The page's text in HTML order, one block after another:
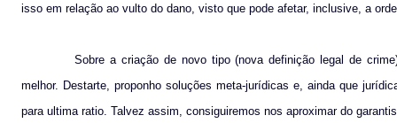
isso em relação ao vulto do dano, visto que pode afetar, inclusive, a
Sobre a criação de novo tipo (nova definição legal de
melhor. Destarte, proponho soluções meta-jurídicas e, ainda que
para ultima ratio. Talvez assim, consiguiremos nos aproximar do